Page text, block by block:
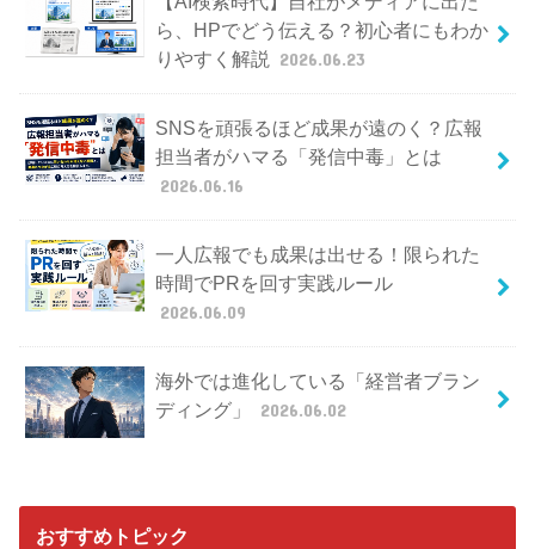
ら、HPでどう伝える？初心者にもわか
りやすく解説
2026.06.23
SNSを頑張るほど成果が遠のく？広報
担当者がハマる「発信中毒」とは
2026.06.16
一人広報でも成果は出せる！限られた
時間でPRを回す実践ルール
2026.06.09
海外では進化している「経営者ブラン
ディング」
2026.06.02
おすすめトピック